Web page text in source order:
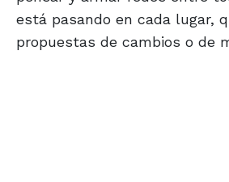
está pasando en cada lugar,
propuestas de cambios o de